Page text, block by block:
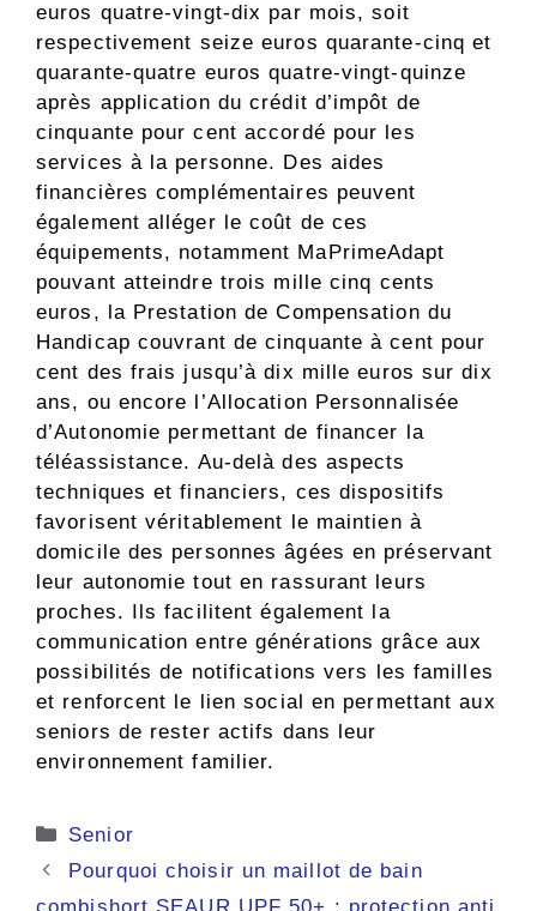
euros quatre-vingt-dix par mois, soit
respectivement seize euros quarante-cinq et
quarante-quatre euros quatre-vingt-quinze
après application du crédit d’impôt de
cinquante pour cent accordé pour les
services à la personne. Des aides
financières complémentaires peuvent
également alléger le coût de ces
équipements, notamment MaPrimeAdapt
pouvant atteindre trois mille cinq cents
euros, la Prestation de Compensation du
Handicap couvrant de cinquante à cent pour
cent des frais jusqu’à dix mille euros sur dix
ans, ou encore l’Allocation Personnalisée
d’Autonomie permettant de financer la
téléassistance. Au-delà des aspects
techniques et financiers, ces dispositifs
favorisent véritablement le maintien à
domicile des personnes âgées en préservant
leur autonomie tout en rassurant leurs
proches. Ils facilitent également la
communication entre générations grâce aux
possibilités de notifications vers les familles
et renforcent le lien social en permettant aux
seniors de rester actifs dans leur
environnement familier.
Catégories
Senior
Pourquoi choisir un maillot de bain